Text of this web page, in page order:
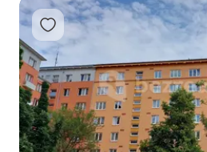
Přidat do oblíbených